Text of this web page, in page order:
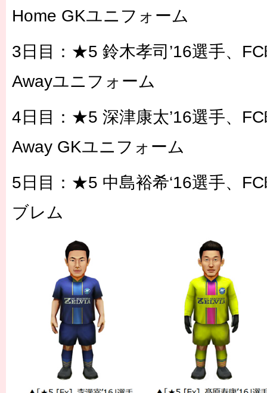
Home GKユニフォーム
3日目：★5 鈴木孝司’16選手、
Awayユニフォーム
4日目：★5 深津康太’16選手、
Away GKユニフォーム
5日目：★5 中島裕希‘16選手、
ブレム